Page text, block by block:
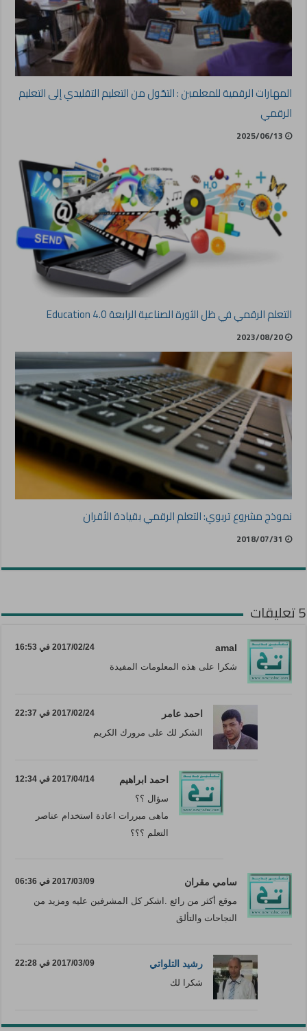
المهارات الرقمية للمعلمين : التحّول من التعليم التقليدي إلى التعليم
الرقمي
2025/06/13
التعلم الرقمي في ظل الثورة الصناعية الرابعة Education 4.0
2023/08/20
نموذج مشروع تربوي: التعلم الرقمي بقيادة الأقران
2018/07/31
5 تعليقات
amal 2017/02/24 في 16:53
شكرا على هذه المعلومات المفيدة
احمد عامر 2017/02/24 في 22:37
الشكر لك على مرورك الكريم
احمد ابراهيم 2017/04/14 في 12:34
سؤال ؟؟
ماهى مبررات اعادة استخدام عناصر
التعلم ؟؟؟
سامي مقران 2017/03/09 في 06:36
موقع أكثر من رائع .اشكر كل المشرفين عليه ومزيد من
النجاحات والتألق
رشيد التلواتي 2017/03/09 في 22:28
شكرا لك